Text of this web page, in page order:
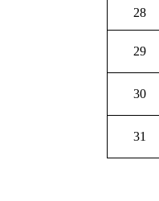
28
29
30
31